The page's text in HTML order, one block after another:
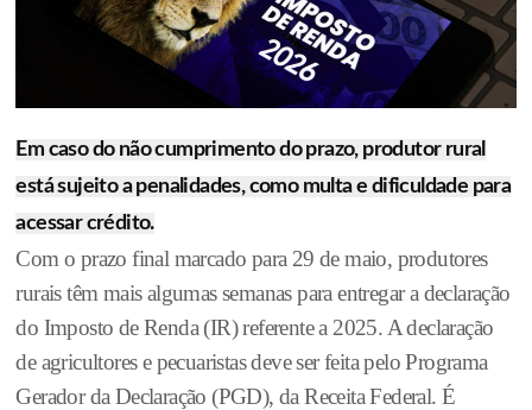
Em caso do não cumprimento do prazo, produtor rural
está sujeito a penalidades, como multa e dificuldade para
acessar crédito.
Com o prazo final marcado para 29 de maio, produtores
rurais têm mais algumas semanas para entregar a declaração
do Imposto de Renda (IR) referente a 2025. A declaração
de agricultores e pecuaristas deve ser feita pelo Programa
Gerador da Declaração (PGD), da Receita Federal. É